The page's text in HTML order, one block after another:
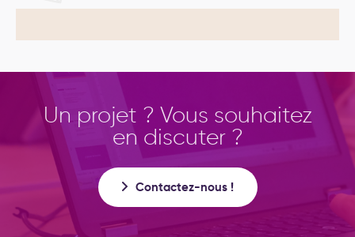
Un projet ? Vous souhaitez
en discuter ?
Contactez-nous !